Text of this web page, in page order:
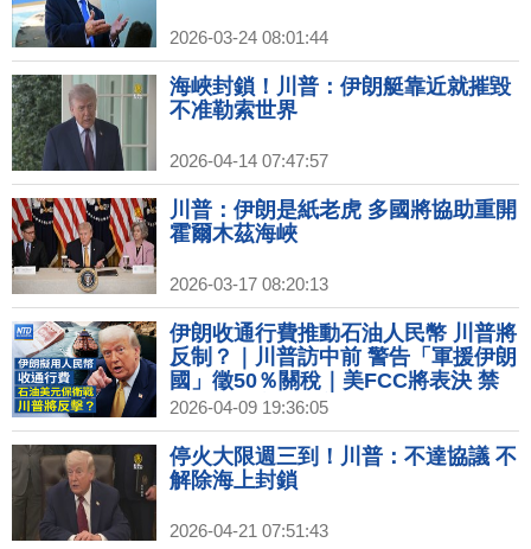
2026-03-24 08:01:44
海峽封鎖！川普：伊朗艇靠近就摧毀
不准勒索世界
2026-04-14 07:47:57
川普：伊朗是紙老虎 多國將協助重開
霍爾木茲海峽
2026-03-17 08:20:13
伊朗收通行費推動石油人民幣 川普將
反制？｜川普訪中前 警告「軍援伊朗
國」徵50％關稅｜美FCC將表決 禁
中國實驗室測試美手機電腦｜三星電
子中國業務陷重組傳聞 │#財經新聞
│20260409
2026-04-09 19:36:05
停火大限週三到！川普：不達協議 不
解除海上封鎖
2026-04-21 07:51:43